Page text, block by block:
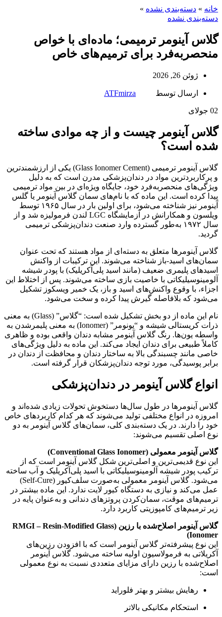
خانه » دسته‌بندی نشده »
دسته‌بندی نشده
گلاس آینومر ترمیمی؛ ماده‌ای با خواص
منحصربه‌فرد برای ترمیم‌های خاص
ژوئن 26, 2026
ارسال توسط ATFmirza
02 جولای
گلاس آینومر چیست و از چه موادی ساخته
شده است؟
گلاس آینومر ترمیمی (Glass Ionomer Cement) یکی از ارزشمندترین
و پرکاربردترین مواد در دندان‌پزشکی مدرن است که به دلیل
ویژگی‌های منحصربه‌فرد خود، جایگاه ویژه‌ای در بین مواد ترمیمی
پیدا کرده است. این ماده که با نام‌های سمان گلاس آینومر یا گلس
آینومر نیز شناخته می‌شود، برای اولین بار در سال ۱۹۶۵ توسط
ویلسون و همکارانش در آزمایشگاه LGC لندن فرمولیزه شد و از
سال ۱۹۷۲ به‌طور گسترده وارد صنعت دندان‌پزشکی ترمیمی
گردید.
گلاس آینومرها متعلق به دسته‌ای از مواد هستند که تحت عنوان
سمان‌های اسید-باز شناخته می‌شوند. این ترکیبات از واکنش
اسیدهای پلیمری ضعیف (مانند اسید پلی‌آکریلیک) با پودر شیشه
آلومینوسیلیکاتی با خاصیت بازی ساخته می‌شوند. پس از اختلاط این
اجزاء، با وقوع واکنش‌های اسید و باز، یک خمیر ویسکوز تشکیل
می‌شود که بلافاصله گیرش پیدا کرده و سخت می‌شود.
نام این ماده از دو بخش تشکیل شده است: “گلاس” (Glass) به معنی
ذرات کریستالی شیشه و “یونومر” (Ionomer) به معنی پلیمرشدن به
واسطه یون‌ها. رنگ گلاس آینومر مشابه دندان واقعی بوده و ظاهری
کاملاً طبیعی برای دندان ایجاد می‌کند. این ماده به دلیل ویژگی‌های
خاصی مانند چسبندگی بالا به ساختار دندان و محافظت از دندان در
برابر پوسیدگی، مورد توجه دندان‌پزشکان قرار گرفته است.
انواع گلاس آینومر در دندان‌پزشکی
گلاس آینومرها در طول سال‌ها دستخوش تحولات زیادی شده‌اند و
امروزه در انواع مختلفی تولید می‌شوند که هر کدام کاربردهای خاص
خود را دارند. در یک دسته‌بندی کلی، سمان‌های گلاس آینومر به دو
نوع اصلی تقسیم می‌شوند:
گلاس آینومر معمولی (Conventional Glass Ionomer)
این نوع قدیمی‌ترین و اصلی‌ترین شکل گلاس آینومر است که از
ترکیب پودر شیشه آلومینوسیلیکاتی با اسید پلی‌آکریلیک و آب ساخته
می‌شود. گلاس آینومر معمولی به‌صورت سلف‌کیور (Self-Cure)
عمل می‌کند و نیازی به دستگاه کیور لایت ندارد. این ماده بیشتر در
ترمیم‌های موقت، سمان‌کردن پروتزهای دندانی و به‌عنوان پایه در
زیر ترمیم‌های کامپوزیتی کاربرد دارد.
گلاس آینومر اصلاح‌شده با رزین (RMGI – Resin-Modified Glass
Ionomer)
این نوع پیشرفته‌تر گلاس آینومر است که با افزودن رزین‌های
آکریلاتی به فرمولاسیون اولیه ساخته می‌شود. گلاس آینومر
اصلاح‌شده با رزین دارای مزایای متعددی نسبت به نوع معمولی
است:
رهایش بیشتر و بهتر فلوراید
استحکام مکانیکی بالاتر